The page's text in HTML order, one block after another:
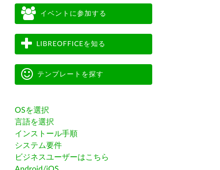
イベントに参加する
LIBREOFFICEを知る
テンプレートを探す
OSを選択
言語を選択
インストール手順
システム要件
ビジネスユーザーはこちら